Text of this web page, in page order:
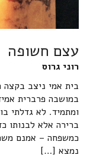
עצם חשופה
רוני גרוס
בית אמי ניצב בקצה
במושבה פרברית
ומתמיד. לא גדלתי
ברירה אלא לבנותו
כמשפחה – אמנם
נמצא […]